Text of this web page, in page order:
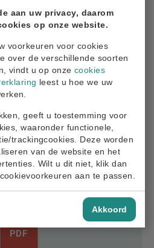
aan uw privacy, daarom
op onze website.
voorkeuren voor cookies
over de verschillende soorten
vindt u op onze cookies
leest u hoe we uw
geeft u toestemming voor
waaronder functionele,
trackingcookies. Deze worden
van de website en het
Wilt u dit niet, klik dan
aan te passen.
Akkoord
2023
Download
PDF